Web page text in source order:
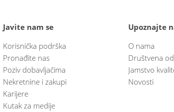
Javite nam se
Korisnička podrška
Pronađite nas
Poziv dobavljačima
Nekretnine i zakupi
Karijere
Kutak za medije
Upoznajte
O nama
Društvena
Jamstvo
Novosti